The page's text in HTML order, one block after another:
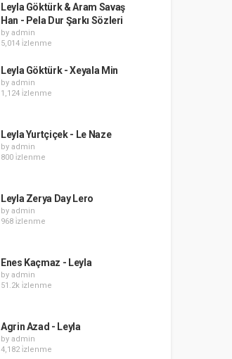
Leyla Göktürk & Aram Savaş
Han - Pela Dur Şarkı Sözleri
by admin
5,014 i̇zlenme
Leyla Göktürk - Xeyala Min
by admin
1,124 i̇zlenme
Leyla Yurtçiçek - Le Naze
by admin
800 i̇zlenme
Leyla Zerya Day Lero
by admin
968 i̇zlenme
Enes Kaçmaz - Leyla
by admin
51.2k i̇zlenme
Agrin Azad - Leyla
by admin
4,182 i̇zlenme